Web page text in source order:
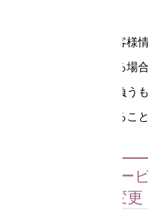
当サロンは、お客様
一定期間保存する場
保存する義務を負う
の情報を削除するこ
第５章［本サー
変